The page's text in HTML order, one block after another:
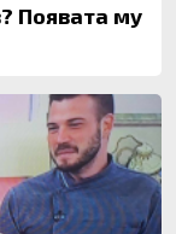
Появата му